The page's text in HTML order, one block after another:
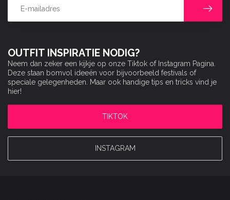
OUTFIT INSPIRATIE NODIG?
Neem dan zeker een kijkje op onze Tiktok of Instagram Pagina.
Deze staan bomvol ideeën voor bijvoorbeeld festivals of
speciale gelegenheden. Maar ook handige tips en tricks vind je
hier!
TIKTOK
INSTAGRAM